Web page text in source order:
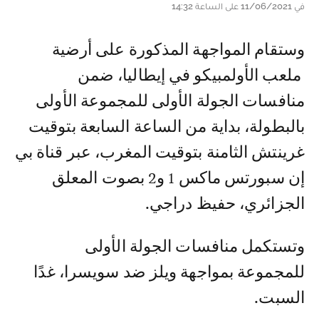
في 11/06/2021 على الساعة 14:32
وستقام المواجهة المذكورة على أرضية
ملعب الأولمبيكو في إيطاليا، ضمن
منافسات الجولة الأولى للمجموعة الأولى
بالبطولة، بداية من الساعة السابعة بتوقيت
غرينتش الثامنة بتوقيت المغرب، عبر قناة بي
إن سبورتس ماكس 1 و2 بصوت المعلق
الجزائري، حفيظ دراجي.
وتستكمل منافسات الجولة الأولى
للمجموعة بمواجهة ويلز ضد سويسرا، غدًا
السبت.